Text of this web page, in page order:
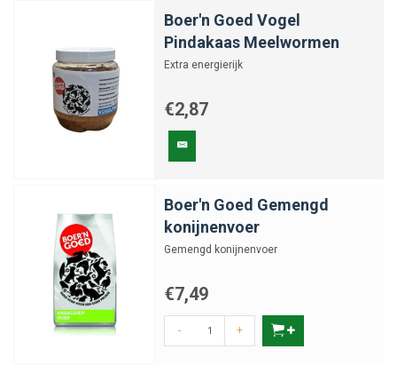
Boer'n Goed Vogel
Pindakaas Meelwormen
Extra energierijk
€2,87
Boer'n Goed Gemengd
konijnenvoer
Gemengd konijnenvoer
€7,49
- +